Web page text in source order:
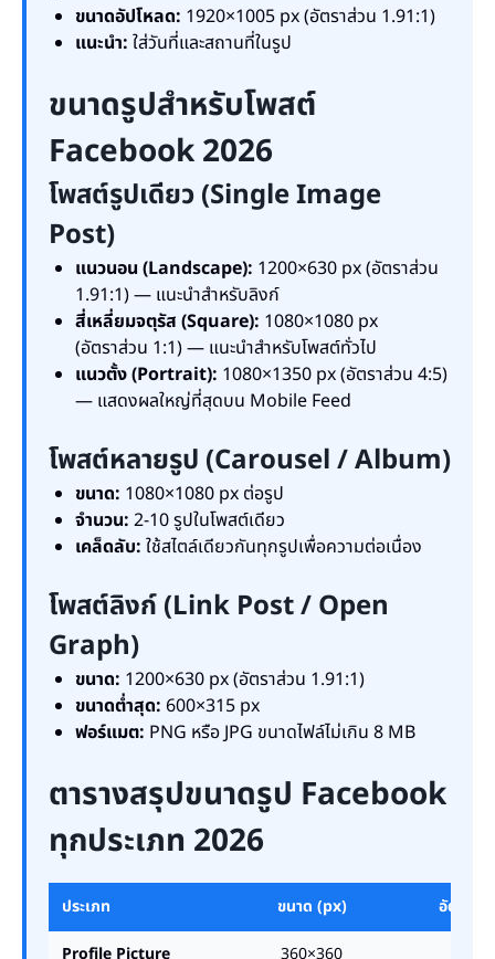
ขนาดอัปโหลด: 1920×1005 px (อัตราส่วน 1.91:1)
แนะนำ: ใส่วันที่และสถานที่ในรูป
ขนาดรูปสำหรับโพสต์
Facebook 2026
โพสต์รูปเดียว (Single Image
Post)
แนวนอน (Landscape): 1200×630 px (อัตราส่วน
1.91:1) — แนะนำสำหรับลิงก์
สี่เหลี่ยมจตุรัส (Square): 1080×1080 px
(อัตราส่วน 1:1) — แนะนำสำหรับโพสต์ทั่วไป
แนวตั้ง (Portrait): 1080×1350 px (อัตราส่วน 4:5)
— แสดงผลใหญ่ที่สุดบน Mobile Feed
โพสต์หลายรูป (Carousel / Album)
ขนาด: 1080×1080 px ต่อรูป
จำนวน: 2-10 รูปในโพสต์เดียว
เคล็ดลับ: ใช้สไตล์เดียวกันทุกรูปเพื่อความต่อเนื่อง
โพสต์ลิงก์ (Link Post / Open
Graph)
ขนาด: 1200×630 px (อัตราส่วน 1.91:1)
ขนาดต่ำสุด: 600×315 px
ฟอร์แมต: PNG หรือ JPG ขนาดไฟล์ไม่เกิน 8 MB
ตารางสรุปขนาดรูป Facebook
ทุกประเภท 2026
ประเภท ขนาด (px) อัตราส่ว
Profile Picture 360×360